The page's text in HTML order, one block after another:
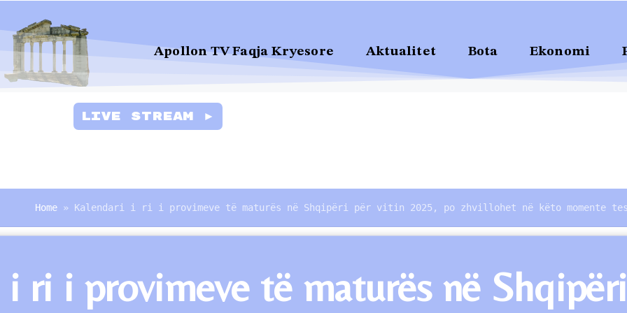
Apollon TV Faqja Kryesore Aktualitet Bota Ekonomi
Live Stream ►
Home » Kalendari i ri i provimeve të maturës në Shqipëri për vitin 2025, po zhvillohet në këto momente
i ri i provimeve të maturës në